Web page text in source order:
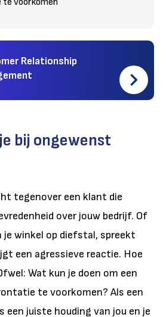
Relationship
bij ongewenst
tegenover een klant die
over jouw bedrijf. Of
je winkel op diefstal, spreekt
een agressieve reactie. Hoe
Wat kun je doen om een
te voorkomen? Als een
een juiste houding van jou en je